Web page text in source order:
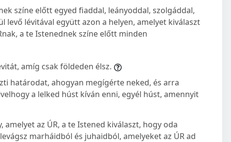
színe előtt egyed fiaddal, leányoddal, szolgáddal,
levő lévitával együtt azon a helyen, amelyet kiválaszt
a te Istenednek színe előtt minden
amíg csak földeden élsz.
határodat, ahogyan megígérte neked, és arra
a lelked húst kíván enni, egyél húst, amennyit
amelyet az ÚR, a te Istened kiválaszt, hogy oda
marháidból és juhaidból, amelyeket az ÚR ad